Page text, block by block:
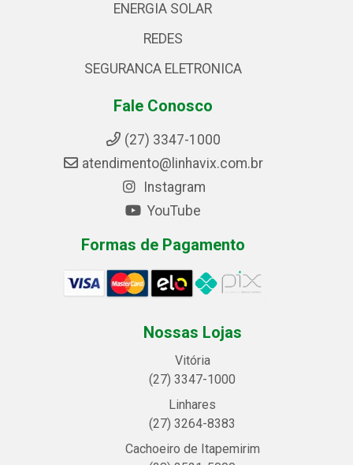
ENERGIA SOLAR
REDES
SEGURANCA ELETRONICA
Fale Conosco
(27) 3347-1000
atendimento@linhavix.com.br
Instagram
YouTube
Formas de Pagamento
Nossas Lojas
Vitória
(27) 3347-1000
Linhares
(27) 3264-8383
Cachoeiro de Itapemirim